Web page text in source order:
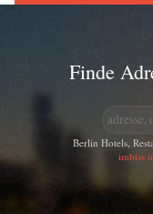
Finde
Berlin Hotels,
imbiss